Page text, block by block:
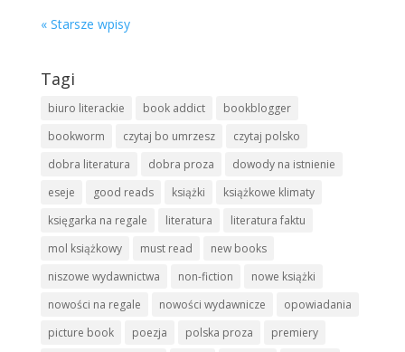
« Starsze wpisy
Tagi
biuro literackie book addict
bookblogger
bookworm
czytaj bo umrzesz
czytaj polsko
dobra literatura
dobra proza
dowody na istnienie
eseje
good reads książki
książkowe klimaty
księgarka na regale
literatura
literatura faktu
mol książkowy
must read
new books
niszowe wydawnictwa
non-fiction
nowe książki
nowości na regale
nowości wydawnicze
opowiadania
picture book
poezja polska proza premiery